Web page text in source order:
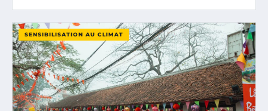
SENSIBILISATION AU CLIMAT